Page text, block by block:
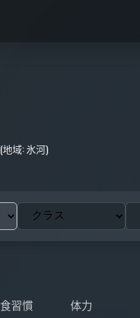
域: 氷河)
食習慣 体力